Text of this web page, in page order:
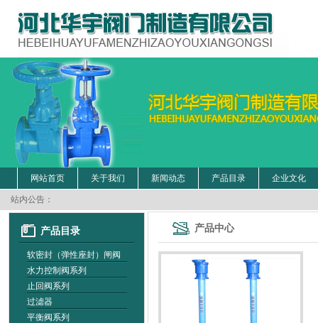
网站首页 关于我们 新闻动态 产品目录 企业文化
站内公告：
产品目录
软密封（弹性座封）闸阀
水力控制阀系列
止回阀系列
过滤器
平衡阀系列
产品中心